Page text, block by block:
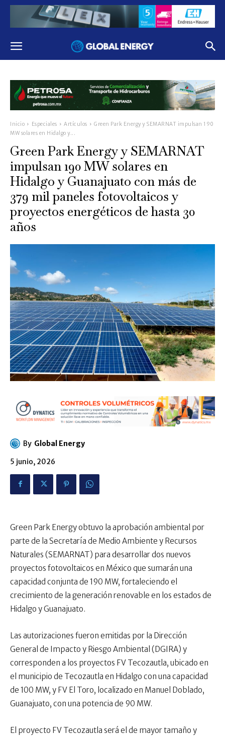
Inicio Especiales Artículos
Green Park Energy y SEMARNAT impulsan 190
MW solares en Hidalgo y...
Green Park Energy y SEMARNAT
impulsan 190 MW solares en
Hidalgo y Guanajuato con más de
379 mil paneles fotovoltaicos y
proyectos energéticos de hasta 30
años
By Global Energy
5 junio, 2026
Green Park Energy obtuvo la aprobación ambiental por
parte de la Secretaría de Medio Ambiente y Recursos
Naturales (SEMARNAT) para desarrollar dos nuevos
proyectos fotovoltaicos en México que sumarán una
capacidad conjunta de 190 MW, fortaleciendo el
crecimiento de la generación renovable en los estados de
Hidalgo y Guanajuato.
Las autorizaciones fueron emitidas por la Dirección
General de Impacto y Riesgo Ambiental (DGIRA) y
corresponden a los proyectos FV Tecozautla, ubicado en
el municipio de Tecozautla en Hidalgo con una capacidad
de 100 MW, y FV El Toro, localizado en Manuel Doblado,
Guanajuato, con una potencia de 90 MW.
El proyecto FV Tecozautla será el de mayor tamaño y